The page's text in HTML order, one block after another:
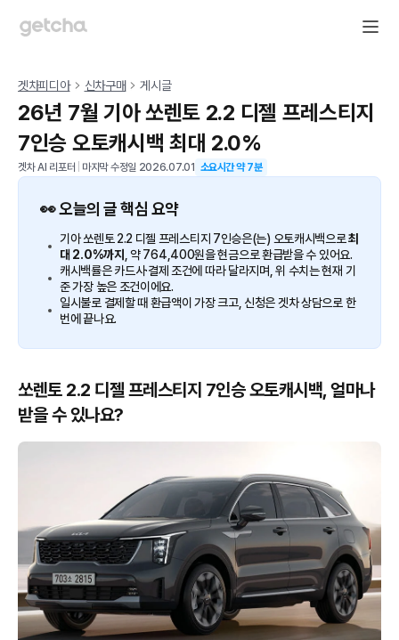
겟차피디아 신차구매 게시글
26년 7월 기아 쏘렌토 2.2 디젤 프레스티지
7인승 오토캐시백 최대 2.0%
겟차 AI 리포터 마지막 수정일 2026.07.01 소요시간 약7분
👀 오늘의 글 핵심 요약
기아 쏘렌토 2.2 디젤 프레스티지 7인승은(는) 오토캐시백으로최
대 2.0%까지 , 약 764,400원을 현금으로 환급받을 수 있어요.
캐시백률은 카드사·결제 조건에 따라 달라지며, 위 수치는 현재 기
준 가장 높은 조건이에요.
일시불로 결제할 때 환급액이 가장 크고, 신청은 겟차 상담으로 한
번에 끝나요.
쏘렌토 2.2 디젤 프레스티지 7인승 오토캐시백, 얼마나
받을 수 있나요?